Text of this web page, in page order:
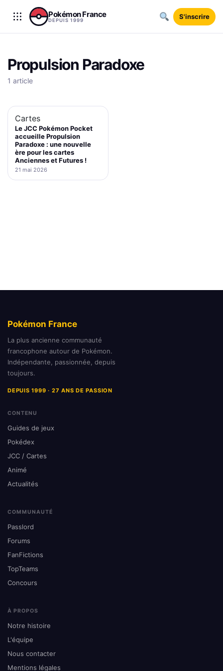
Aller au contenu
Pokémon France
DEPUIS 1999 S'inscrire
Propulsion Paradoxe
1 article
Cartes
Le JCC Pokémon Pocket
accueille Propulsion
Paradoxe : une nouvelle
ère pour les cartes
Anciennes et Futures !
21 mai 2026
Pokémon France
La plus ancienne communauté
francophone autour de Pokémon.
Indépendante, passionnée, depuis
toujours.
DEPUIS 1999 · 27 ANS DE PASSION
CONTENU
Guides de jeux
Pokédex
JCC / Cartes
Animé
Actualités
COMMUNAUTÉ
Passlord
Forums
FanFictions
TopTeams
Concours
À PROPOS
Notre histoire
L'équipe
Nous contacter
Mentions légales